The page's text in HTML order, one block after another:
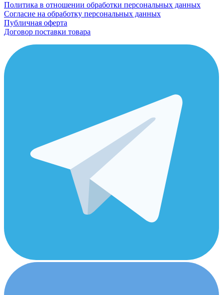
Политика в отношении обработки персональных данных
Согласие на обработку персональных данных
Публичная оферта
Договор поставки товара